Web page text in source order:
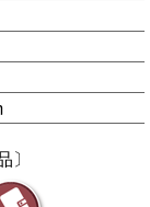
〕